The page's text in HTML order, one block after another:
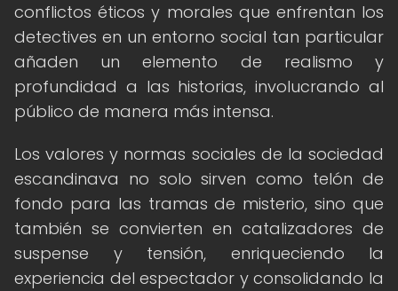
conflictos éticos y morales que enfrentan los
detectives en un entorno social tan particular
añaden un elemento de realismo y
profundidad a las historias, involucrando al
público de manera más intensa.
Los valores y normas sociales de la sociedad
escandinava no solo sirven como telón de
fondo para las tramas de misterio, sino que
también se convierten en catalizadores de
suspense y tensión, enriqueciendo la
experiencia del espectador y consolidando la